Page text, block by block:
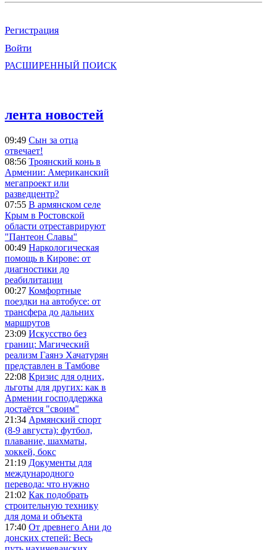
Регистрация
Войти
РАСШИРЕННЫЙ ПОИСК
лента новостей
09:49 Сын за отца
отвечает!
08:56 Троянский конь в
Армении: Американский
мегапроект или
разведцентр?
07:55 В армянском селе
Крым в Ростовской
области отреставрируют
"Пантеон Славы"
00:49 Наркологическая
помощь в Кирове: от
диагностики до
реабилитации
00:27 Комфортные
поездки на автобусе: от
трансфера до дальних
маршрутов
23:09 Искусство без
границ: Магический
реализм Гаянэ Хачатурян
представлен в Тамбове
22:08 Кризис для одних,
льготы для других: как в
Армении господдержка
достаётся "своим"
21:34 Армянский спорт
(8-9 августа): футбол,
плавание, шахматы,
хоккей, бокс
21:19 Документы для
международного
перевода: что нужно
21:02 Как подобрать
строительную технику
для дома и объекта
17:40 От древнего Ани до
донских степей: Весь